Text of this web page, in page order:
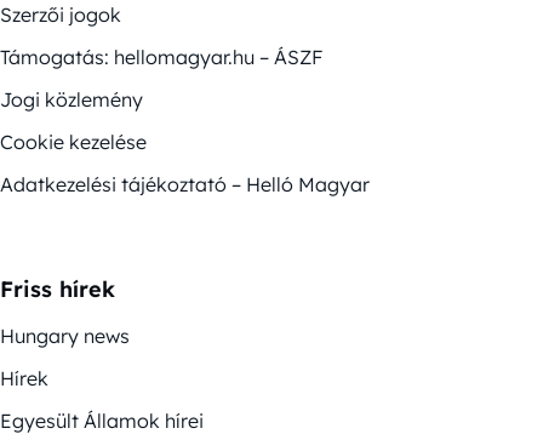
Szerzői jogok
Támogatás: hellomagyar.hu – ÁSZF
Jogi közlemény
Cookie kezelése
Adatkezelési tájékoztató – Helló Magyar
Friss hírek
Hungary news
Hírek
Egyesült Államok hírei